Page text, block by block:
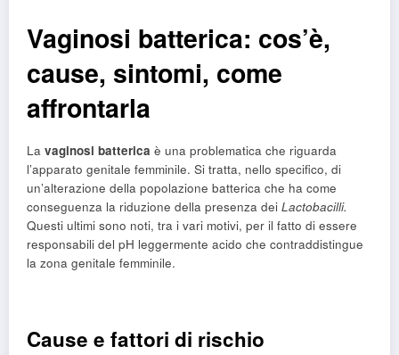
Vaginosi batterica: cos’è,
cause, sintomi, come
affrontarla
La vaginosi batterica è una problematica che riguarda
l’apparato genitale femminile. Si tratta, nello specifico, di
un’alterazione della popolazione batterica che ha come
conseguenza la riduzione della presenza dei Lactobacilli.
Questi ultimi sono noti, tra i vari motivi, per il fatto di essere
responsabili del pH leggermente acido che contraddistingue
la zona genitale femminile.
Cause e fattori di rischio